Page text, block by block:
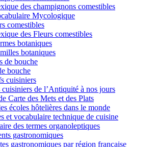
des champignons comestibles
Mycologique
comestibles
des Fleurs comestibles
botaniques
botaniques
de bouche
bouche
cuisiniers
cuisiniers de l’Antiquité à nos jours
Carte des Mets et des Plats
écoles hôtelières dans le monde
et vocabulaire technique de cuisine
des termes organoleptiques
gastronomiques
gastronomiques par région française